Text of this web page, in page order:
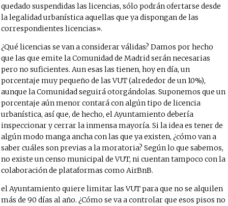
quedado suspendidas las licencias, sólo podrán ofertarse desde
la legalidad urbanística aquellas que ya dispongan de las
correspondientes licencias».
¿Qué licencias se van a considerar válidas? Damos por hecho
que las que emite la Comunidad de Madrid serán necesarias
pero no suficientes. Aun esas las tienen, hoy en día, un
porcentaje muy pequeño de las VUT (alrededor de un 10%),
aunque la Comunidad seguirá otorgándolas. Suponemos que un
porcentaje aún menor contará con algún tipo de licencia
urbanística, así que, de hecho, el Ayuntamiento debería
inspeccionar y cerrar la inmensa mayoría. Si la idea es tener de
algún modo manga ancha con las que ya existen, ¿cómo van a
saber cuáles son previas a la moratoria? Según lo que sabemos,
no existe un censo municipal de VUT, ni cuentan tampoco con la
colaboración de plataformas como AirBnB.
el Ayuntamiento quiere limitar las VUT para que no se alquilen
más de 90 días al año. ¿Cómo se va a controlar que esos pisos no